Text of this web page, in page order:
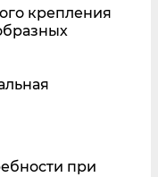
крепления
при